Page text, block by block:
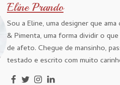
Eline Prando
Sou a Eline, uma designer que
& Pimenta, uma forma dividir o
de afeto. Chegue de mansinho,
testado e escrito com muito